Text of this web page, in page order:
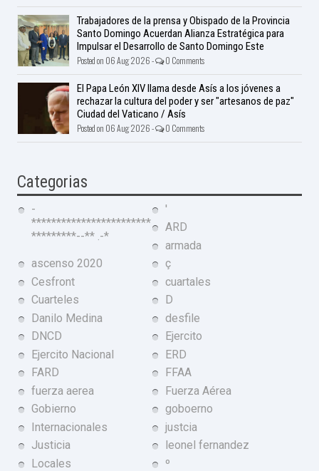
Trabajadores de la prensa y Obispado de la Provincia
Santo Domingo Acuerdan Alianza Estratégica para
Impulsar el Desarrollo de Santo Domingo Este
Posted on 06 Aug 2026 - 0 Comments
El Papa León XIV llama desde Asís a los jóvenes a
rechazar la cultura del poder y ser "artesanos de paz"
Ciudad del Vaticano / Asís
Posted on 06 Aug 2026 - 0 Comments
Categorias
-
************************
*********--** .-*
'
ARD
armada
ascenso 2020
ç
Cesfront
cuartales
Cuarteles
D
Danilo Medina
desfile
DNCD
Ejercito
Ejercito Nacional
ERD
FARD
FFAA
fuerza aerea
Fuerza Aérea
Gobierno
goboerno
Internacionales
justcia
Justicia
leonel fernandez
Locales
º